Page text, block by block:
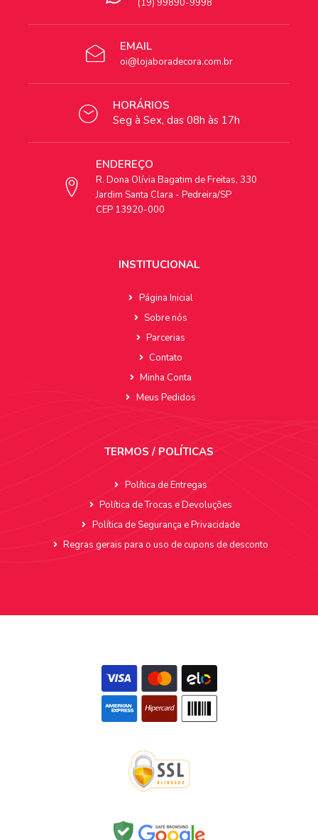
(19) 99890-9998
EMAIL
oi@lojaboradecora.com.br
HORÁRIOS
Seg à Sex, das 08h às 17h
ENDEREÇO
R. Dona Olívia Bagatim de Freitas, 330
Jardim Santa Clara - Pedreira/SP
CEP 13920-000
INSTITUCIONAL
Página Inicial
Sobre nós
Parcerias
Contato
Minha Conta
Meus Pedidos
TERMOS / POLÍTICAS
Política de Entregas
Política de Trocas e Devoluções
Política de Segurança e Privacidade
Regras gerais para o uso de cupons de desconto